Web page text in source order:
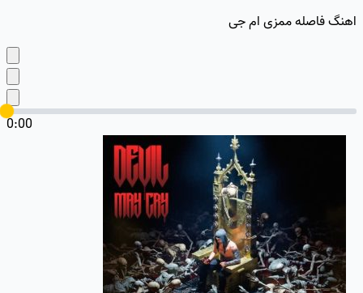
اهنگ فاصله ممزی ام جی
0:00